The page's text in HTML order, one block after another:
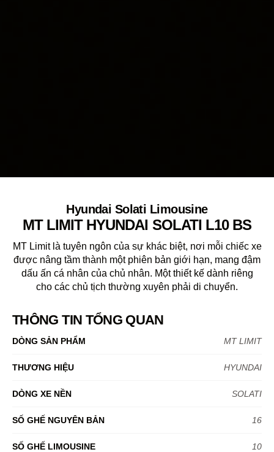
Hyundai Solati Limousine
MT LIMIT HYUNDAI SOLATI L10 BS
MT Limit là tuyên ngôn của sự khác biệt, nơi mỗi chiếc xe
được nâng tầm thành một phiên bản giới hạn, mang đậm
dấu ấn cá nhân của chủ nhân. Một thiết kế dành riêng
cho các chủ tịch thường xuyên phải di chuyển.
THÔNG TIN TỔNG QUAN
DÒNG SẢN PHẨM MT LIMIT
THƯƠNG HIỆU HYUNDAI
DÒNG XE NỀN SOLATI
SỐ GHẾ NGUYÊN BẢN 16
SỐ GHẾ LIMOUSINE 10